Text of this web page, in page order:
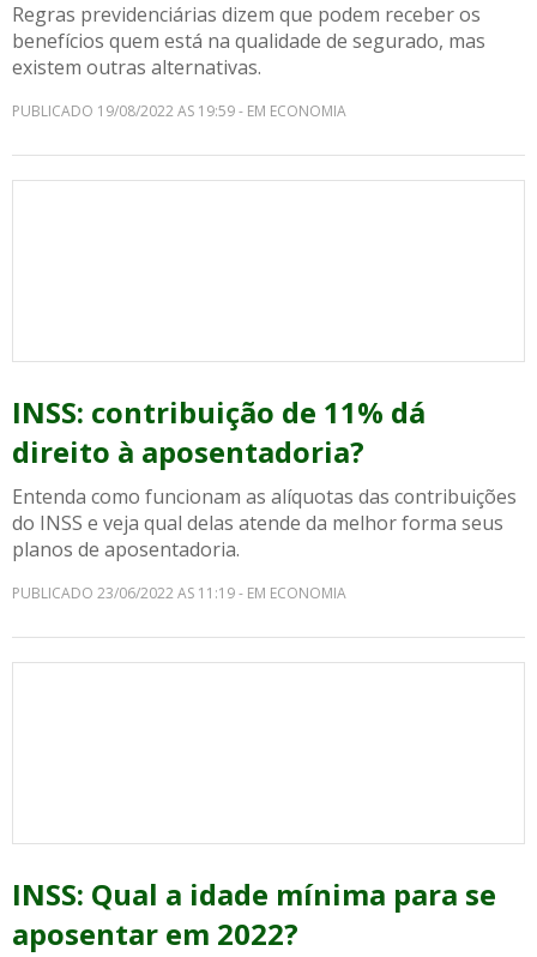
Regras previdenciárias dizem que podem receber os
benefícios quem está na qualidade de segurado, mas
existem outras alternativas.
PUBLICADO 19/08/2022 AS 19:59 - EM ECONOMIA
INSS: contribuição de 11% dá
direito à aposentadoria?
Entenda como funcionam as alíquotas das contribuições
do INSS e veja qual delas atende da melhor forma seus
planos de aposentadoria.
PUBLICADO 23/06/2022 AS 11:19 - EM ECONOMIA
INSS: Qual a idade mínima para se
aposentar em 2022?